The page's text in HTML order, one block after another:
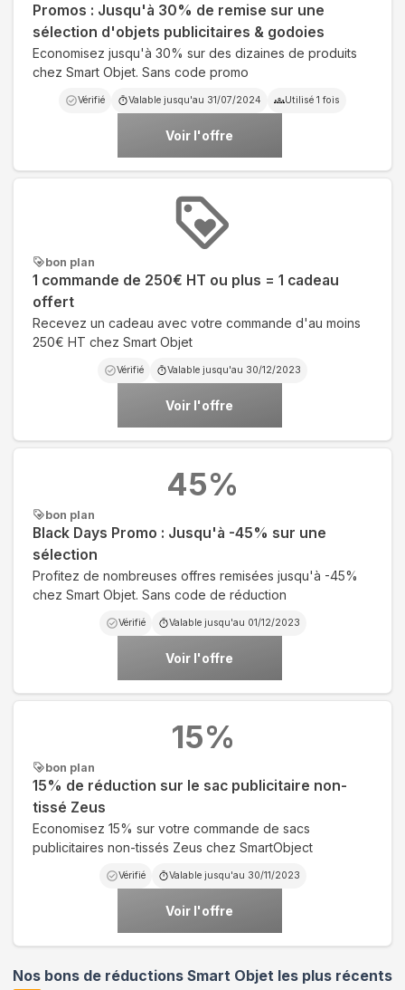
Promos : Jusqu'à 30% de remise sur une
sélection d'objets publicitaires & godoies
Economisez jusqu'à 30% sur des dizaines de produits
chez Smart Objet. Sans code promo
Vérifié Valable jusqu'au 31/07/2024 Utilisé 1 fois
Voir l'offre
bon plan
1 commande de 250€ HT ou plus = 1 cadeau
offert
Recevez un cadeau avec votre commande d'au moins
250€ HT chez Smart Objet
Vérifié Valable jusqu'au 30/12/2023
Voir l'offre
bon plan
Black Days Promo : Jusqu'à -45% sur une
sélection
Profitez de nombreuses offres remisées jusqu'à -45%
chez Smart Objet. Sans code de réduction
Vérifié Valable jusqu'au 01/12/2023
Voir l'offre
45%
bon plan
15% de réduction sur le sac publicitaire non-
tissé Zeus
Economisez 15% sur votre commande de sacs
publicitaires non-tissés Zeus chez SmartObject
Vérifié Valable jusqu'au 30/11/2023
Voir l'offre
15%
Nos bons de réductions Smart Objet les plus récents